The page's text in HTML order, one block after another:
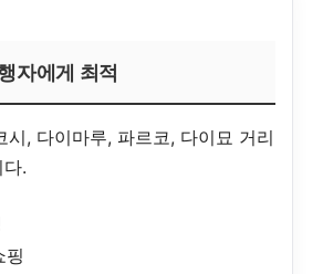
자에게 최적
시, 다이마루, 파르코, 다이묘 거리
.
핑